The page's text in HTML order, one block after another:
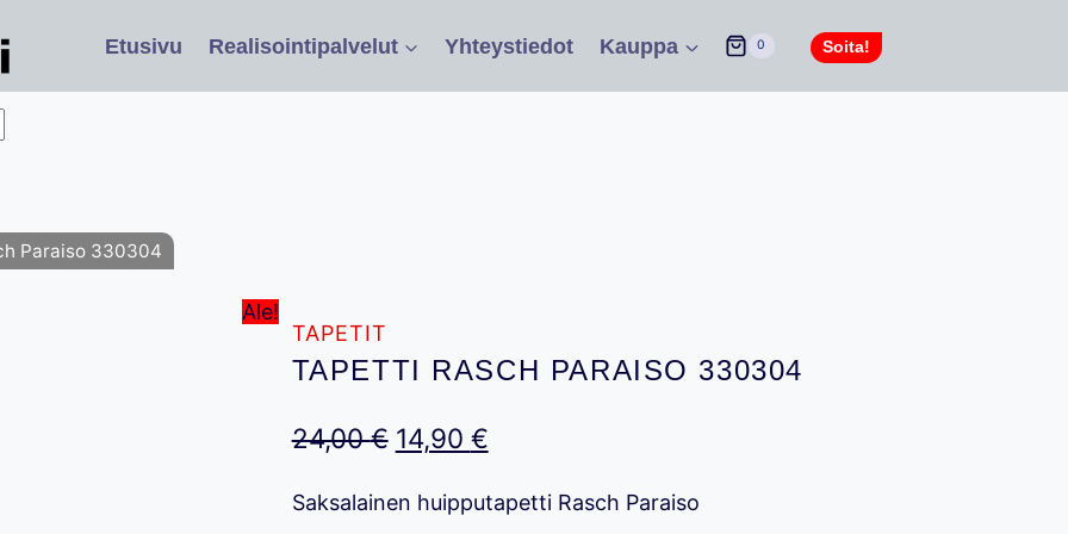
Etusivu Realisointipalvelut Yhteystiedot Kauppa 0 Soita!
Paraiso 330304
Ale!
TAPETIT
TAPETTI RASCH PARAISO 330304
24,00€ Alkuperäinen
14,90 €Nykyinen
on:
Saksalainen huipputapetti Rasch Paraiso